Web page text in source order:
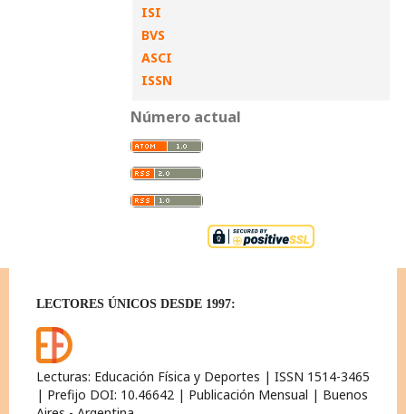
ISI
BVS
ASCI
ISSN
Número actual
LECTORES ÚNICOS DESDE 1997:
Lecturas: Educación Física y Deportes | ISSN 1514-3465
| Prefijo DOI: 10.46642 | Publicación Mensual | Buenos